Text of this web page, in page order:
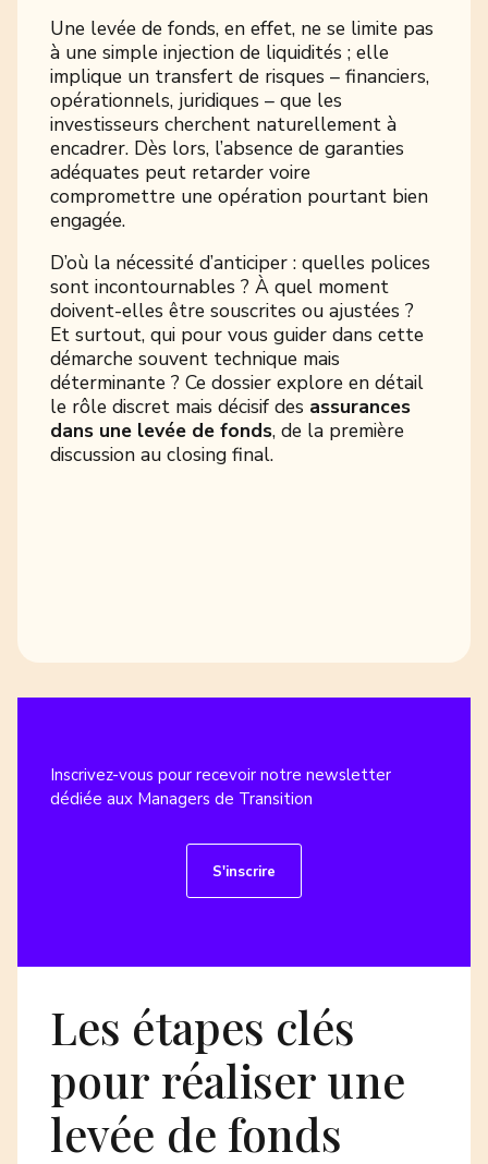
Une levée de fonds, en effet, ne se limite pas
à une simple injection de liquidités ; elle
implique un transfert de risques – financiers,
opérationnels, juridiques – que les
investisseurs cherchent naturellement à
encadrer. Dès lors, l’absence de garanties
adéquates peut retarder voire
compromettre une opération pourtant bien
engagée.
D’où la nécessité d’anticiper : quelles polices
sont incontournables ? À quel moment
doivent-elles être souscrites ou ajustées ?
Et surtout, qui pour vous guider dans cette
démarche souvent technique mais
déterminante ? Ce dossier explore en détail
le rôle discret mais décisif des assurances
dans une levée de fonds, de la première
discussion au closing final.
Inscrivez-vous pour recevoir notre newsletter
dédiée aux Managers de Transition
S'inscrire
Les étapes clés
pour réaliser une
levée de fonds